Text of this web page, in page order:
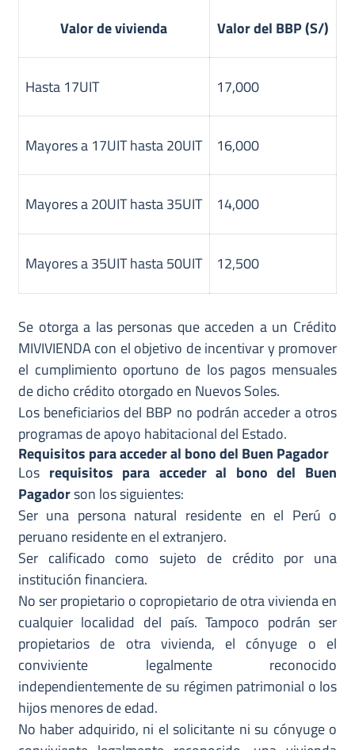
Valor de vivienda
Valor del BBP (S/)
Hasta 17UIT 17,000
Mayores a 17UIT hasta 20UIT 16,000
Mayores a 20UIT hasta 35UIT 14,000
Mayores a 35UIT hasta 50UIT 12,500
Se otorga a las personas que acceden a un Crédito
MIVIVIENDA con el objetivo de incentivar y promover
el cumplimiento oportuno de los pagos mensuales
de dicho crédito otorgado en Nuevos Soles.
Los beneficiarios del BBP no podrán acceder a otros
programas de apoyo habitacional del Estado.
Requisitos para acceder al bono del Buen Pagador
Los requisitos para acceder al bono del Buen
Pagadorson los siguientes:
Ser una persona natural residente en el Perú o
peruano residente en el extranjero.
Ser calificado como sujeto de crédito por una
institución financiera.
No ser propietario o copropietario de otra vivienda en
cualquier localidad del país. Tampoco podrán ser
propietarios de otra vivienda, el cónyuge o el
conviviente legalmente reconocido
independientemente de su régimen patrimonial o los
hijos menores de edad.
No haber adquirido, ni el solicitante ni su cónyuge o